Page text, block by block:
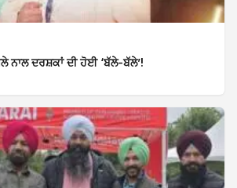
ਨਾਲ ਦਰਸ਼ਕਾਂ ਦੀ ਹੋਈ ‘ਬੱਲੇ-ਬੱਲੇ’!